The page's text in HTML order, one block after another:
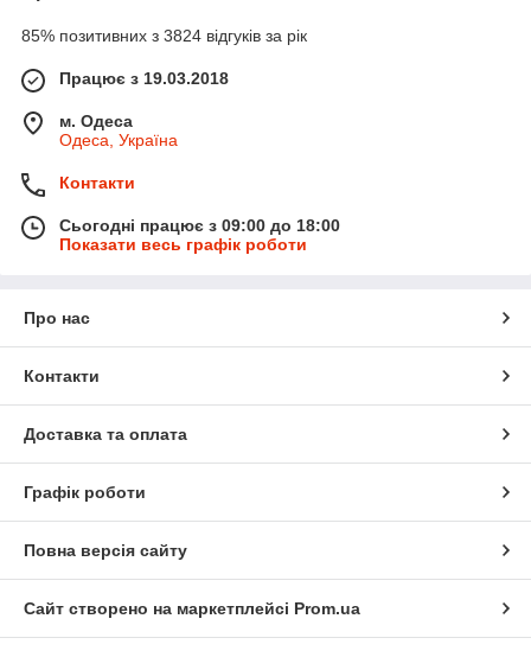
85% позитивних з 3824 відгуків за рік
Працює з 19.03.2018
м. Одеса
Одеса, Україна
Контакти
Сьогодні працює з 09:00 до 18:00
Показати весь графік роботи
Про нас
Контакти
Доставка та оплата
Графік роботи
Повна версія сайту
Сайт створено на маркетплейсі Prom.ua